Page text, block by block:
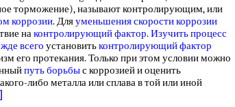
торможение), называют контролирующим, или
коррозии. Дляуменьшения скоростикоррозии
наконтролирующий фактор.Изучить процесс
всего установитьконтролирующий фактор
его протекания. Только при этом условии можно
путь борьбыс коррозией и оценить
либо металла или сплава в той или иной